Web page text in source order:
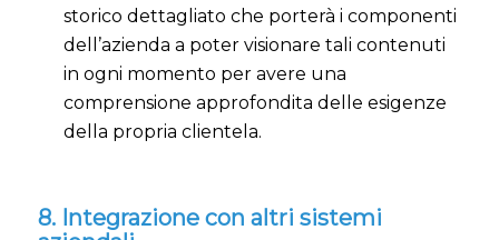
storico dettagliato che porterà i componenti
dell’azienda a poter visionare tali contenuti
in ogni momento per avere una
comprensione approfondita delle esigenze
della propria clientela.
8. Integrazione con altri sistemi